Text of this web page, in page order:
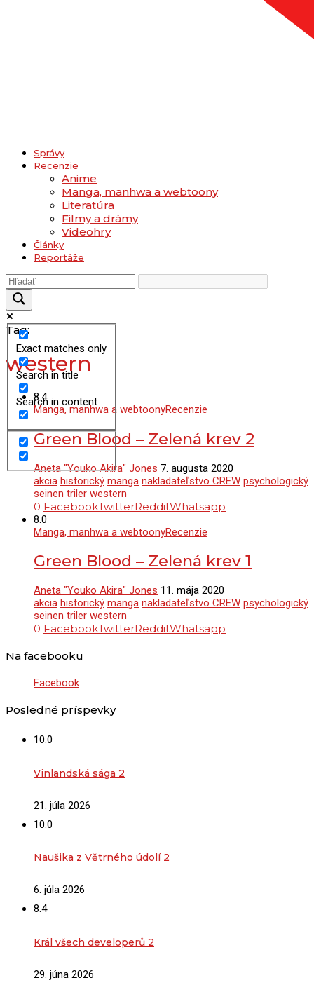
Správy
Recenzie
Anime
Manga, manhwa a webtoony
Literatúra
Filmy a drámy
Videohry
Články
Reportáže
Exact matches only
Search in title
Search in content
Tag:
western
8.4
Manga, manhwa a webtoonyRecenzie
Green Blood – Zelená krev 2
Aneta "Youko Akira" Jones 7. augusta 2020
akcia historický manga nakladateľstvo CREW psychologický
seinen triler western
0 FacebookTwitterRedditWhatsapp
8.0
Manga, manhwa a webtoonyRecenzie
Green Blood – Zelená krev 1
Aneta "Youko Akira" Jones 11. mája 2020
akcia historický manga nakladateľstvo CREW psychologický
seinen triler western
0 FacebookTwitterRedditWhatsapp
Na facebooku
Facebook
Posledné príspevky
10.0
Vinlandská sága 2
21. júla 2026
10.0
Naušika z Větrného údolí 2
6. júla 2026
8.4
Král všech developerů 2
29. júna 2026